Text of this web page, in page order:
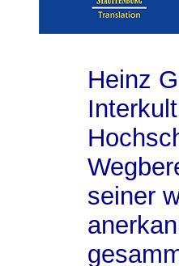
Heinz
seiner